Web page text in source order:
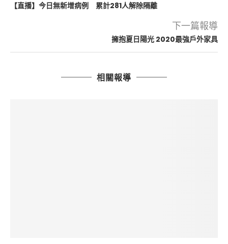
【直播】今日無新增病例 累計281人解除隔離
下一篇報導
擁抱夏日陽光 2020最強戶外家具
相關報導